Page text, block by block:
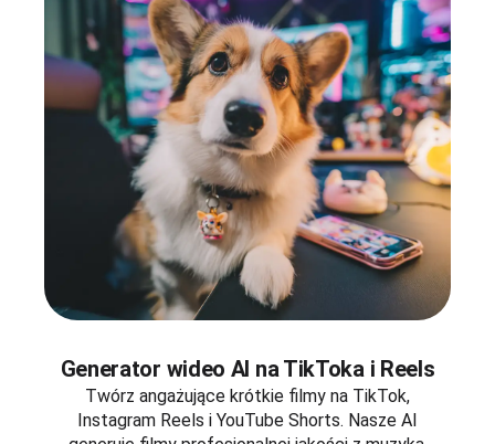
Generator wideo AI na TikToka i Reels
Twórz angażujące krótkie filmy na TikTok,
Instagram Reels i YouTube Shorts. Nasze AI